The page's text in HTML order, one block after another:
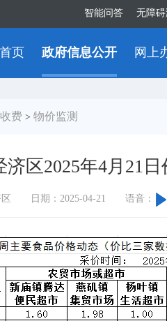
智能问答 无障
首页 政府信息公开 网上
费 > 物价监测
济区2025年4月21
日期：2025-04-21 语音：